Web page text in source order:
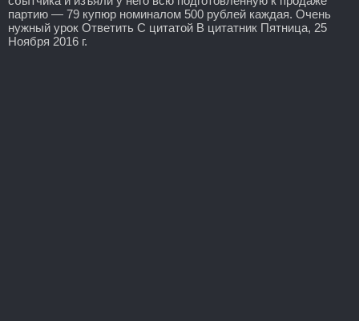
партию — 79 купюр номиналом 500 рублей каждая. Очень
нужный урок Ответить С цитатой В цитатник Пятница, 25
Ноября 2016 г.